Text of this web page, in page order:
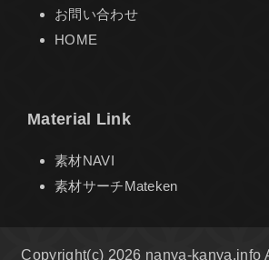
お問い合わせ
HOME
Material Link
素材NAVI
素材サーチMateken
Copyright(c) 2026 nanya-kanya.info